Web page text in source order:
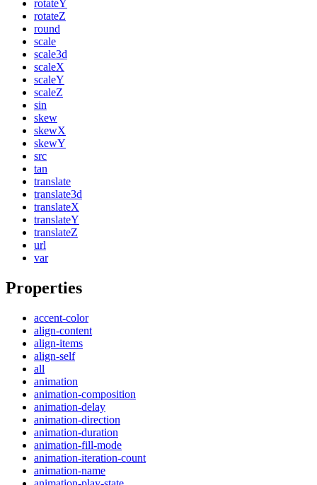
rotateY
rotateZ
round
scale
scale3d
scaleX
scaleY
scaleZ
sin
skew
skewX
skewY
src
tan
translate
translate3d
translateX
translateY
translateZ
url
var
Properties
accent-color
align-content
align-items
align-self
all
animation
animation-composition
animation-delay
animation-direction
animation-duration
animation-fill-mode
animation-iteration-count
animation-name